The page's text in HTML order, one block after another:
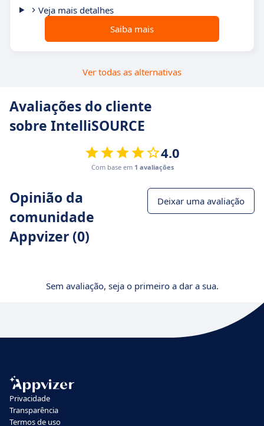
Veja mais detalhes
Saiba mais
Ver todas as alternativas
Avaliações do cliente
sobre IntelliSOURCE
4.0
Com base em 1 avaliações
Opinião da
comunidade
Appvizer (0)
Deixar uma avaliação
Sem avaliação, seja o primeiro a dar a sua.
Privacidade
Transparência
Termos de uso